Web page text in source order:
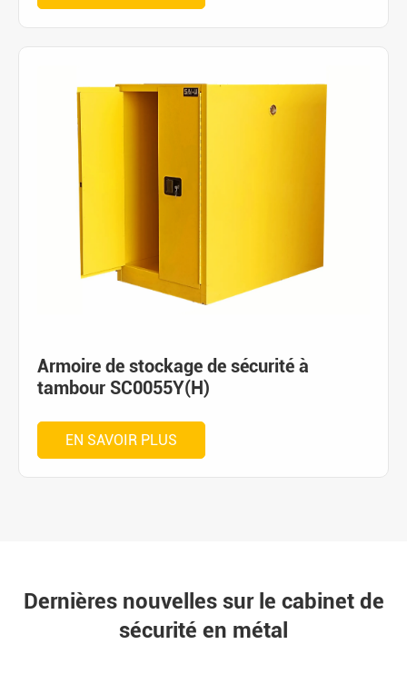
Armoire de stockage de sécurité à
tambour SC0055Y(H)
EN SAVOIR PLUS
Dernières nouvelles sur le cabinet de
sécurité en métal